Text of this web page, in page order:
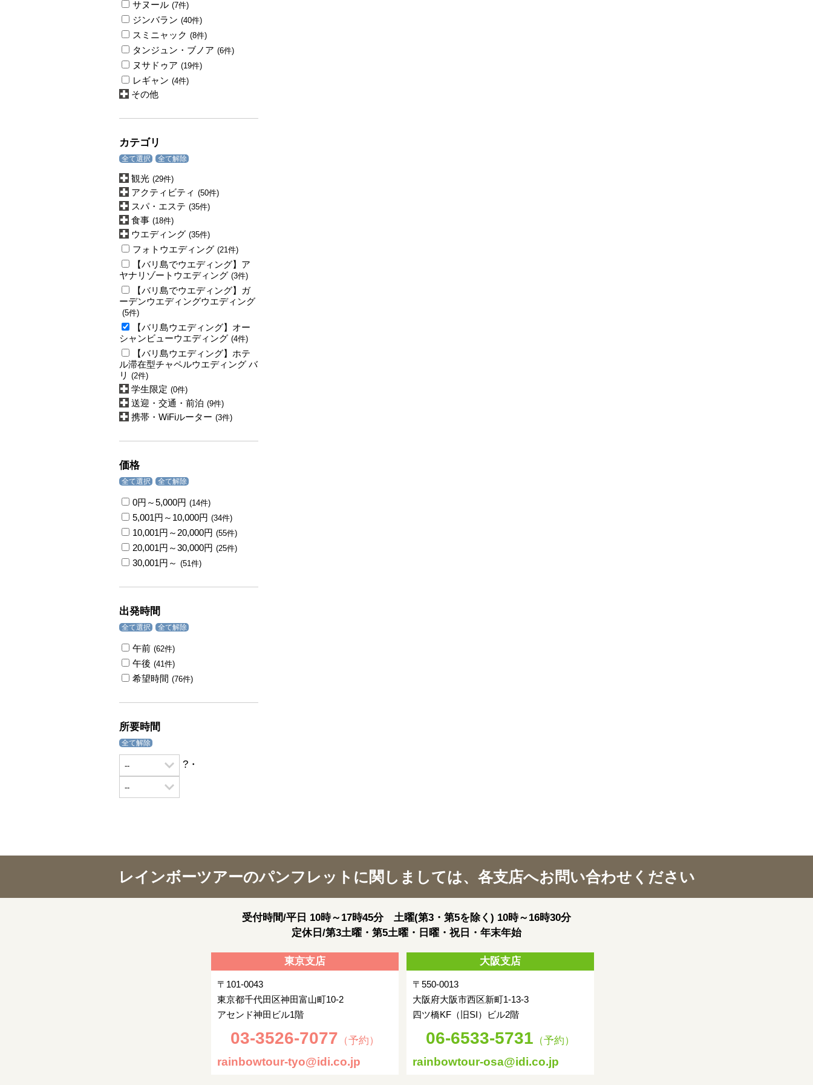
サヌール (7件)
ジンバラン (40件)
スミニャック (8件)
タンジュン・ブノア (6件)
ヌサドゥア (19件)
レギャン (4件)
その他
カテゴリ
全て選択 全て解除
観光 (29件)
アクティビティ (50件)
スパ・エステ (35件)
食事 (18件)
ウエディング (35件)
フォトウエディング (21件)
【バリ島でウエディング】ア
ヤナリゾートウエディング (3件)
【バリ島でウエディング】ガ
ーデンウエディングウエディング
(5件)
【バリ島ウエディング】オー
シャンビューウエディング (4件)
【バリ島ウエディング】ホテ
ル滞在型チャペルウエディング バ
リ (2件)
学生限定 (0件)
送迎・交通・前泊 (9件)
携帯・WiFiルーター (3件)
価格
全て選択 全て解除
0円～5,000円 (14件)
5,001円～10,000円 (34件)
10,001円～20,000円 (55件)
20,001円～30,000円 (25件)
30,001円～ (51件)
出発時間
全て選択 全て解除
午前 (62件)
午後 (41件)
希望時間 (76件)
所要時間
全て解除
?・
レインボーツアーのパンフレットに関しましては、各支店へお問い合わせください
受付時間/平日 10時～17時45分 土曜(第3・第5を除く) 10時～16時30分
定休日/第3土曜・第5土曜・日曜・祝日・年末年始
東京支店
〒101-0043
東京都千代田区神田富山町10-2
アセンド神田ビル1階
03-3526-7077 （予約）
rainbowtour-tyo@idi.co.jp
大阪支店
〒550-0013
大阪府大阪市西区新町1-13-3
四ツ橋KF（旧SI）ビル2階
06-6533-5731 （予約）
rainbowtour-osa@idi.co.jp